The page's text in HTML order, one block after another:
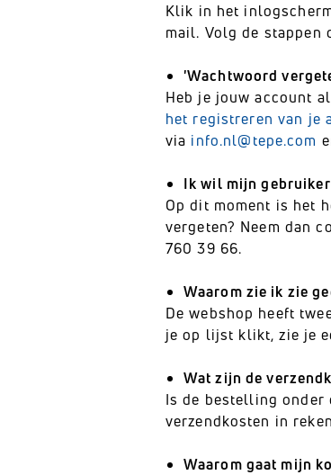
Klik in het
mail. Volg de stappen
'Wachtwoord
Heb je jouw account
het registreren van je
via info.nl@tepe.com
Ik wil mijn
Op dit moment is het
vergeten? Neem dan
760 39 66.
Waarom zie ik zie
De webshop heeft
je op lijst klikt, zie je
Wat zijn de
Is de bestelling onder
verzendkosten in
Waarom gaat mijn